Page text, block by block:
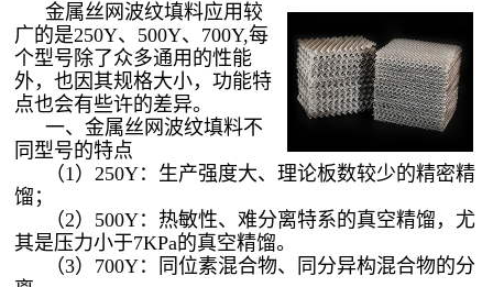
金属丝网波纹填料应用较
广的是250Y、500Y、700Y,每
个型号除了众多通用的性能
外，也因其规格大小，功能特
点也会有些许的差异。
一、金属丝网波纹填料不
同型号的特点
（1）250Y：生产强度大、理论板数较少的精密精
馏；
（2）500Y：热敏性、难分离特系的真空精馏，尤
其是压力小于7KPa的真空精馏。
（3）700Y：同位素混合物、同分异构混合物的分